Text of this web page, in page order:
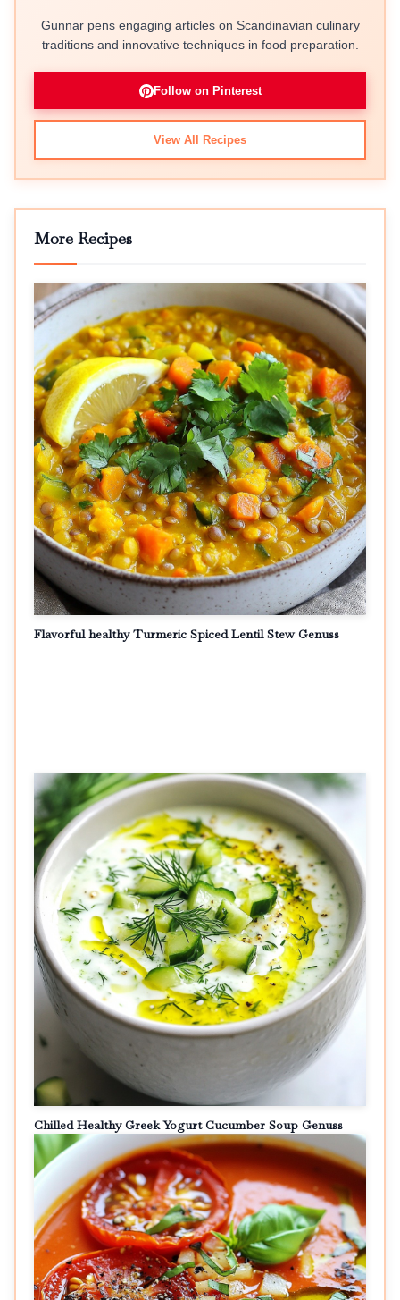
Gunnar pens engaging articles on Scandinavian culinary
traditions and innovative techniques in food preparation.
Follow on Pinterest
View All Recipes
More Recipes
Flavorful healthy Turmeric Spiced Lentil Stew Genuss
Chilled Healthy Greek Yogurt Cucumber Soup Genuss